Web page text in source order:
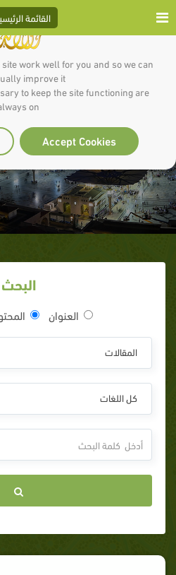
work well for you and so we can
improve it.
to keep the site functioning are
on
Accept Cookies
القائمة
هلم عن
البحث
العنوان
المقالات
كل اللغات